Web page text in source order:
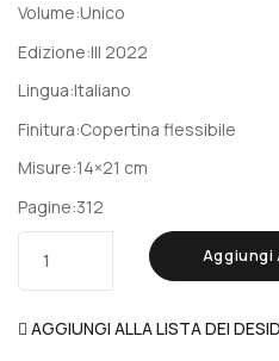
Volume:Unico
Edizione:III 2022
Lingua:Italiano
Finitura:Copertina flessibile
Misure:14×21 cm
Pagine:312
Aggiungi
AGGIUNGI ALLA LISTA DEI